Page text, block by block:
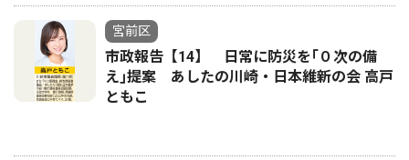
宮前区
市政報告【14】 日常に防災を｢０次の備
え｣提案 あしたの川崎・日本維新の会 高戸
ともこ